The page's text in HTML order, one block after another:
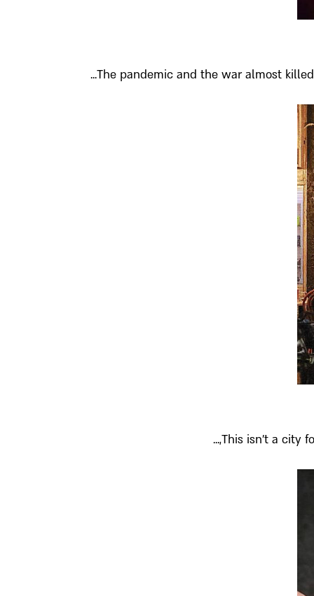
The pandemic and the war almost
This isn’t a city